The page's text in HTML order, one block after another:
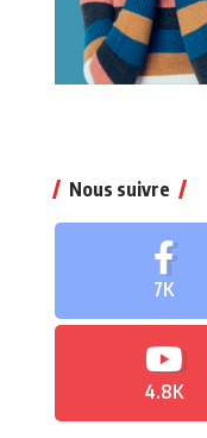
Nous suivre
7K
4.8K